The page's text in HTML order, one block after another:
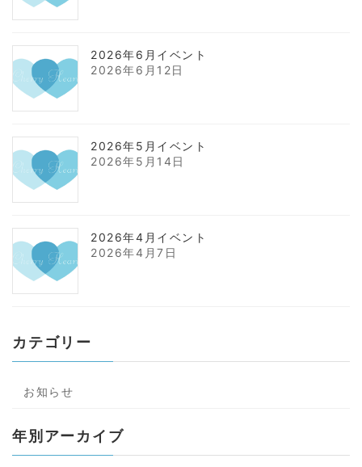
2026年6月イベント
2026年6月12日
2026年5月イベント
2026年5月14日
2026年4月イベント
2026年4月7日
カテゴリー
お知らせ
年別アーカイブ